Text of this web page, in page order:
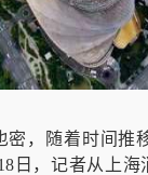
密，随着时间
日，记者从上